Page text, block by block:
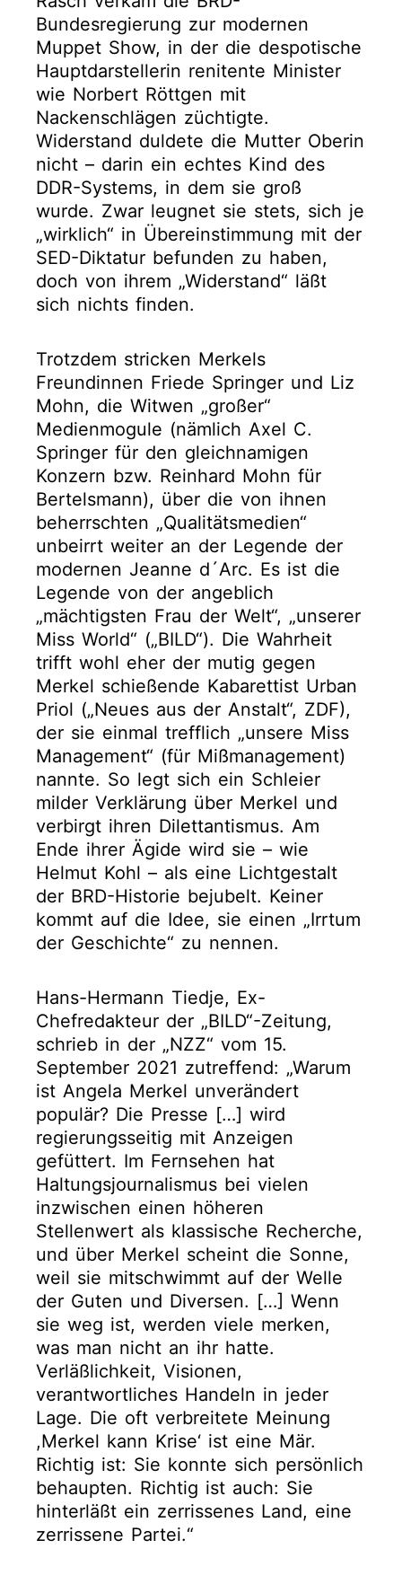
Bundesregierung zur modernen
Muppet Show, in der die despotische
Hauptdarstellerin renitente Minister
wie Norbert Röttgen mit
Nackenschlägen züchtigte.
Widerstand duldete die Mutter Oberin
nicht – darin ein echtes Kind des
DDR-Systems, in dem sie groß
wurde. Zwar leugnet sie stets, sich je
„wirklich“ in Übereinstimmung mit der
SED-Diktatur befunden zu haben,
doch von ihrem „Widerstand“ läßt
sich nichts finden.
Trotzdem stricken Merkels
Freundinnen Friede Springer und Liz
Mohn, die Witwen „großer“
Medienmogule (nämlich Axel C.
Springer für den gleichnamigen
Konzern bzw. Reinhard Mohn für
Bertelsmann), über die von ihnen
beherrschten „Qualitätsmedien“
unbeirrt weiter an der Legende der
modernen Jeanne d´Arc. Es ist die
Legende von der angeblich
„mächtigsten Frau der Welt“, „unserer
Miss World“ („BILD“). Die Wahrheit
trifft wohl eher der mutig gegen
Merkel schießende Kabarettist Urban
Priol („Neues aus der Anstalt“, ZDF),
der sie einmal trefflich „unsere Miss
Management“ (für Mißmanagement)
nannte. So legt sich ein Schleier
milder Verklärung über Merkel und
verbirgt ihren Dilettantismus. Am
Ende ihrer Ägide wird sie – wie
Helmut Kohl – als eine Lichtgestalt
der BRD-Historie bejubelt. Keiner
kommt auf die Idee, sie einen „Irrtum
der Geschichte“ zu nennen.
Hans-Hermann Tiedje, Ex-
Chefredakteur der „BILD“-Zeitung,
schrieb in der „NZZ“ vom 15.
September 2021 zutreffend: „Warum
ist Angela Merkel unverändert
populär? Die Presse […] wird
regierungsseitig mit Anzeigen
gefüttert. Im Fernsehen hat
Haltungsjournalismus bei vielen
inzwischen einen höheren
Stellenwert als klassische Recherche,
und über Merkel scheint die Sonne,
weil sie mitschwimmt auf der Welle
der Guten und Diversen. […] Wenn
sie weg ist, werden viele merken,
was man nicht an ihr hatte.
Verläßlichkeit, Visionen,
verantwortliches Handeln in jeder
Lage. Die oft verbreitete Meinung
,Merkel kann Krise‘ ist eine Mär.
Richtig ist: Sie konnte sich persönlich
behaupten. Richtig ist auch: Sie
hinterläßt ein zerrissenes Land, eine
zerrissene Partei.“